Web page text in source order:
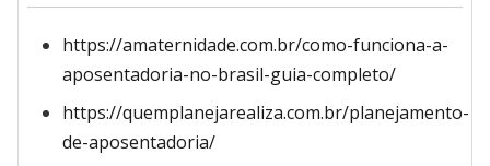
https://amaternidade.com.br/como-funciona-a-
aposentadoria-no-brasil-guia-completo/
https://quemplanejarealiza.com.br/planejamento-
de-aposentadoria/